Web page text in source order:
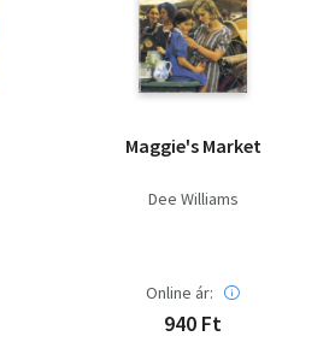
Maggie's Market
Dee Williams
Online ár:
940 Ft